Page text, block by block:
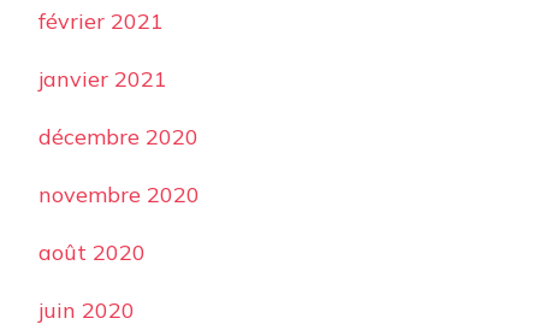
février 2021
janvier 2021
décembre 2020
novembre 2020
août 2020
juin 2020